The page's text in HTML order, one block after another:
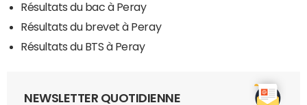
Résultats du bac à Peray
Résultats du brevet à Peray
Résultats du BTS à Peray
NEWSLETTER QUOTIDIENNE